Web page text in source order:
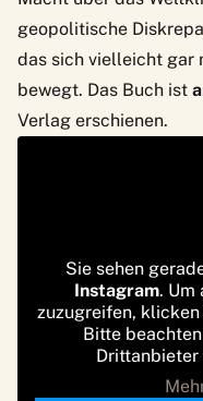
geopolitische
das sich vielleicht gar
bewegt. Das Buch ist
Verlag erschienen.
Sie sehen
Instagram. Um
zuzugreifen,
Bitte
Drittanbieter